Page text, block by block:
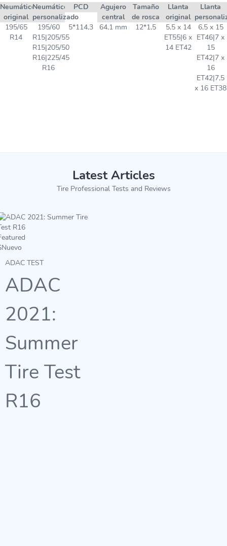
Neumático
original
Neumático
personalizado
PCD
Agujero
central
Tamaño
de rosca
Llanta
original
Llanta
195/65
R14
195/60
R15|205/55
R15|205/50
R16|225/45
R16
5*114,3 64,1 mm 12*1,5
5,5 x 14
ET55|6 x
14 ET42
6,5 x 15
ET46|7 x
15
ET42|7 x
16
ET42|7,5
x 16 ET38
Latest Articles
Tire Professional Tests and Reviews
Nuevo
ADAC TEST
ADAC
2021:
Summer
Tire Test
R16